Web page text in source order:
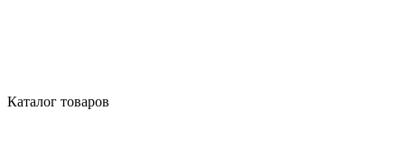
Каталог товаров